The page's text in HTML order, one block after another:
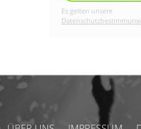
Es gelten unsere